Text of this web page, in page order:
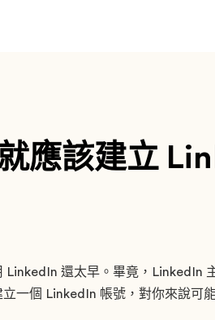
應該建立
還太早。畢竟，LinkedIn
一個 LinkedIn 帳號，對你來說可